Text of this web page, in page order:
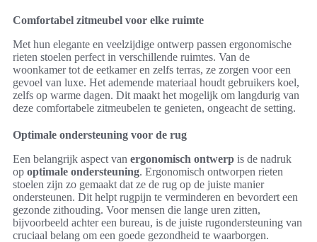
Comfortabel zitmeubel voor elke ruimte
Met hun elegante en veelzijdige ontwerp passen ergonomische
rieten stoelen perfect in verschillende ruimtes. Van de
woonkamer tot de eetkamer en zelfs terras, ze zorgen voor een
gevoel van luxe. Het ademende materiaal houdt gebruikers koel,
zelfs op warme dagen. Dit maakt het mogelijk om langdurig van
deze comfortabele zitmeubelen te genieten, ongeacht de setting.
Optimale ondersteuning voor de rug
Een belangrijk aspect van ergonomisch ontwerp is de nadruk
op optimale ondersteuning. Ergonomisch ontworpen rieten
stoelen zijn zo gemaakt dat ze de rug op de juiste manier
ondersteunen. Dit helpt rugpijn te verminderen en bevordert een
gezonde zithouding. Voor mensen die lange uren zitten,
bijvoorbeeld achter een bureau, is de juiste rugondersteuning van
cruciaal belang om een goede gezondheid te waarborgen.